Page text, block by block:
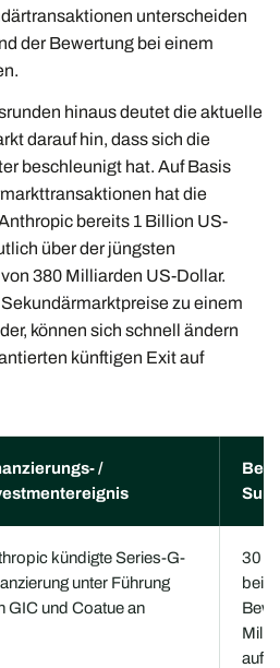
unterscheiden
der Bewertung bei einem
hinaus deutet die aktuelle
darauf hin, dass sich die
beschleunigt hat. Auf Basis
hat die
bereits 1 Billion US-
über der jüngsten
380 Milliarden US-Dollar.
zu einem
können sich schnell ändern
künftigen Exit auf
/
kündigte Series-G-
unter Führung
GIC und Coatue an
30
bei